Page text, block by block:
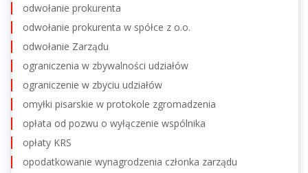
odwołanie prokurenta
odwołanie prokurenta w spółce z o.o.
odwołanie Zarządu
ograniczenia w zbywalności udziałów
ograniczenie w zbyciu udziałów
omyłki pisarskie w protokole zgromadzenia
opłata od pozwu o wyłączenie wspólnika
opłaty KRS
opodatkowanie wynagrodzenia członka zarządu